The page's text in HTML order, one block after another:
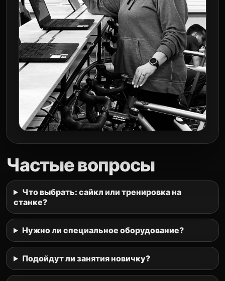
Частые вопросы
Что выбрать: сайкл или тренировка на
станке?
Нужно ли специальное оборудование?
Подойдут ли занятия новичку?